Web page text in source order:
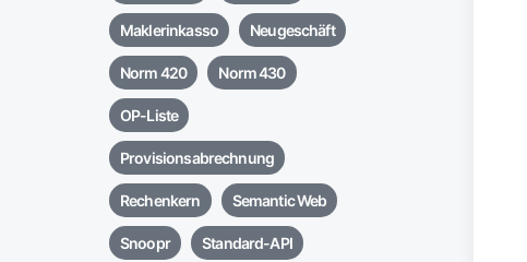
Maklerinkasso Neugeschäft
Norm 420 Norm 430
OP-Liste
Provisionsabrechnung
Rechenkern Semantic Web
Snoopr Standard-API